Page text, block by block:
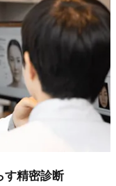
す精密診断